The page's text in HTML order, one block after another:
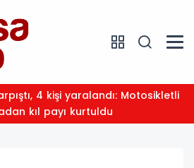
kıl payı kurtuldu